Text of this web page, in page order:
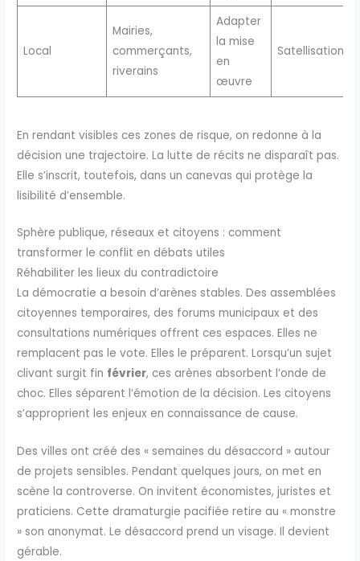
Local
Mairies,
commerçants,
riverains
Adapter
la mise
en
œuvre
Satellisation
En rendant visibles ces zones de risque, on redonne à la
décision une trajectoire. La lutte de récits ne disparaît pas.
Elle s’inscrit, toutefois, dans un canevas qui protège la
lisibilité d’ensemble.
Sphère publique, réseaux et citoyens : comment
transformer le conflit en débats utiles
Réhabiliter les lieux du contradictoire
La démocratie a besoin d’arènes stables. Des assemblées
citoyennes temporaires, des forums municipaux et des
consultations numériques offrent ces espaces. Elles ne
remplacent pas le vote. Elles le préparent. Lorsqu’un sujet
clivant surgit fin février, ces arènes absorbent l’onde de
choc. Elles séparent l’émotion de la décision. Les citoyens
s’approprient les enjeux en connaissance de cause.
Des villes ont créé des « semaines du désaccord » autour
de projets sensibles. Pendant quelques jours, on met en
scène la controverse. On invitent économistes, juristes et
praticiens. Cette dramaturgie pacifiée retire au « monstre
» son anonymat. Le désaccord prend un visage. Il devient
gérable.